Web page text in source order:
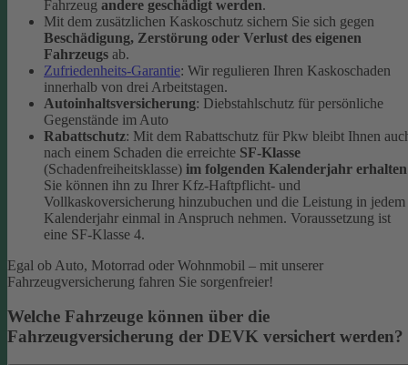
Fahrzeug andere geschädigt werden.
Mit dem zusätzlichen Kaskoschutz sichern Sie sich gegen
Beschädigung, Zerstörung oder Verlust des eigenen
Fahrzeugs ab.
Zufriedenheits-Garantie: Wir regulieren Ihren Kaskoschaden
innerhalb von drei Arbeitstagen.
Autoinhaltsversicherung: Diebstahlschutz für persönliche
Gegenstände im Auto
Rabattschutz: Mit dem Rabattschutz für Pkw bleibt Ihnen
nach einem Schaden die erreichte SF-Klasse
(Schadenfreiheitsklasse) im folgenden Kalenderjahr erhalten
Sie können ihn zu Ihrer Kfz-Haftpflicht- und
Vollkaskoversicherung hinzubuchen und die Leistung in jedem
Kalenderjahr einmal in Anspruch nehmen. Voraussetzung ist
eine SF-Klasse 4.
Egal ob Auto, Motorrad oder Wohnmobil – mit unserer
Fahrzeugversicherung fahren Sie sorgenfreier!
Welche Fahrzeuge können über die
Fahrzeugversicherung der DEVK versichert werden?